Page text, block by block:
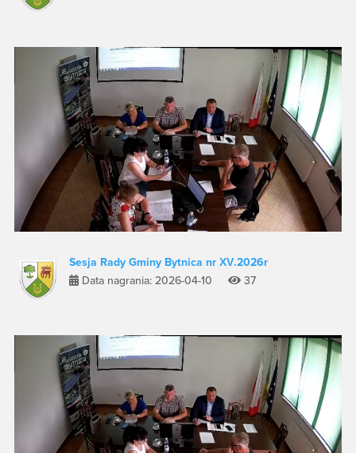
Sesja Rady Gminy Bytnica nr XV.2026r
Data nagrania: 2026-04-10
37